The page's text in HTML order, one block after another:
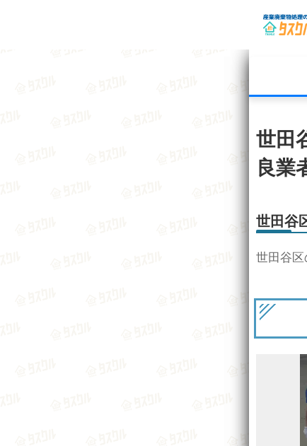
世田
良業
世田谷
世田谷区